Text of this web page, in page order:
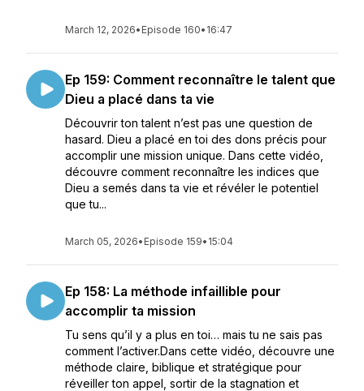
March 12, 2026• Episode 160• 16:47
Ep 159: Comment reconnaître le talent que
Dieu a placé dans ta vie
Découvrir ton talent n’est pas une question de
hasard. Dieu a placé en toi des dons précis pour
accomplir une mission unique. Dans cette vidéo,
découvre comment reconnaître les indices que
Dieu a semés dans ta vie et révéler le potentiel
que tu...
March 05, 2026• Episode 159• 15:04
Ep 158: La méthode infaillible pour
accomplir ta mission
Tu sens qu’il y a plus en toi… mais tu ne sais pas
comment l’activer.Dans cette vidéo, découvre une
méthode claire, biblique et stratégique pour
réveiller ton appel, sortir de la stagnation et